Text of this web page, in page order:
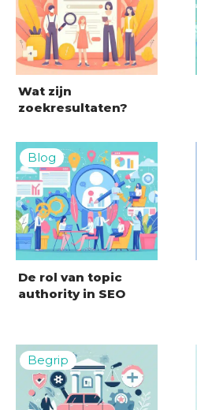
Wat zijn
zoekresultaten?
De rol van topic
authority in SEO